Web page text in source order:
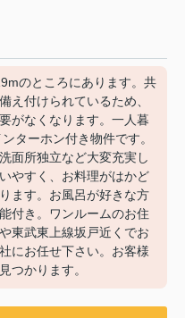
のところにあります。共
え付けられているため、
がなくなります。一人暮
ターホン付き物件です。
面所独立など大変充実し
やすく、お料理がはかど
ます。お風呂が好きな方
付き。ワンルームのお住
東武東上線坂戸近くでお
にお任せ下さい。お客様
つかります。